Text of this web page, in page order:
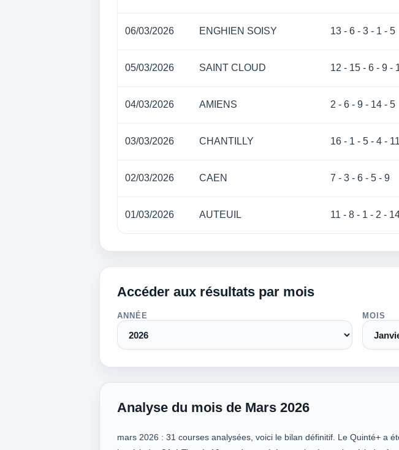
06/03/2026 ENGHIEN SOISY 13 - 6 - 3 - 1 - 5
05/03/2026 SAINT CLOUD 12 - 15 - 6 - 9 -
04/03/2026 AMIENS 2 - 6 - 9 - 14 - 5
03/03/2026 CHANTILLY 16 - 1 - 5 - 4 - 11
02/03/2026 CAEN 7 - 3 - 6 - 5 - 9
01/03/2026 AUTEUIL 11 - 8 - 1 - 2 -
Accéder aux résultats par mois
ANNÉE MOIS
Analyse du mois de Mars 2026
mars 2026 : 31 courses analysées, voici le bilan définitif. Le Quinté+ a